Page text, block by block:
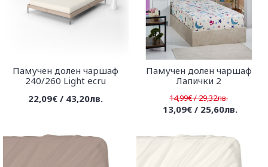
Памучен долен чаршаф
240/260 Light ecru
22,09€ / 43,20лв.
Памучен долен чаршаф
Лапички 2
14,99€ / 29,32лв.
13,09€ / 25,60лв.